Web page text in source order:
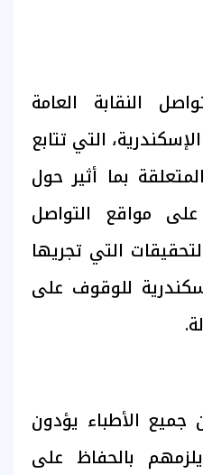
النقابة العامة
التي تتابع
بما أثير حول
مواقع التواصل
التي تجريها
للوقوف على
جميع الأطباء يؤدون
بالحفاظ على